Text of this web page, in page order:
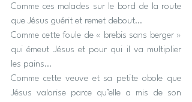
Comme ces malades sur le bord de la route
que Jésus guérit et remet debout…
Comme cette foule de « brebis sans berger »
qui émeut Jésus et pour qui il va multiplier
les pains…
Comme cette veuve et sa petite obole que
Jésus valorise parce qu’elle a mis de son